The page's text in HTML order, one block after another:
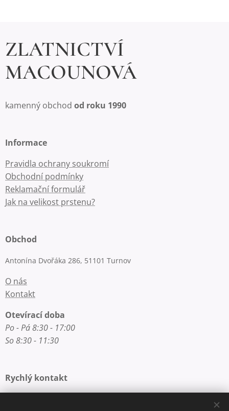
ZLATNICTVÍ
MACOUNOVÁ
kamenný obchod od roku 1990
Informace
Pravidla ochrany soukromí
Obchodní podmínky
Reklamační formulář
Jak na velikost prstenu?
Obchod
Antonína Dvořáka 286, 51101 Turnov
O nás
Kontakt
Otevírací doba
Po - Pá 8:30 - 17:00
So 8:30 - 11:30
Rychlý kontakt